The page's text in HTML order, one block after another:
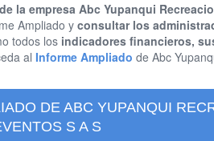
la empresa Abc Yupanqui
Ampliado y consultar los
todos los indicadores financieros,
al Informe Ampliado de Abc
DE ABC YUPANQUI
S A S